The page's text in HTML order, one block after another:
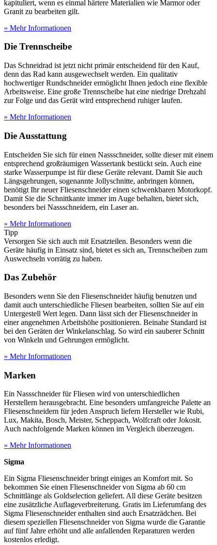
kapituliert, wenn es einmal härtere Materialien wie Marmor oder
Granit zu bearbeiten gilt.
» Mehr Informationen
Die Trennscheibe
Das Schneidrad ist jetzt nicht primär entscheidend für den Kauf,
denn das Rad kann ausgewechselt werden. Ein qualitativ
hochwertiger Rundschneider ermöglicht Ihnen jedoch eine flexible
Arbeitsweise. Eine große Trennscheibe hat eine niedrige Drehzahl
zur Folge und das Gerät wird entsprechend ruhiger laufen.
» Mehr Informationen
Die Ausstattung
Entscheiden Sie sich für einen Nassschneider, sollte dieser mit einem
entsprechend großräumigen Wassertank bestückt sein. Auch eine
starke Wasserpumpe ist für diese Geräte relevant. Damit Sie auch
Längsgehrungen, sogenannte Jollyschnitte, anbringen können,
benötigt Ihr neuer Fliesenschneider einen schwenkbaren Motorkopf.
Damit Sie die Schnittkante immer im Auge behalten, bietet sich,
besonders bei Nassschneidern, ein Laser an.
» Mehr Informationen
Tipp
Versorgen Sie sich auch mit Ersatzteilen. Besonders wenn die
Geräte häufig in Einsatz sind, bietet es sich an, Trennscheiben zum
Auswechseln vorrätig zu haben.
Das Zubehör
Besonders wenn Sie den Fliesenschneider häufig benutzen und
damit auch unterschiedliche Fliesen bearbeiten, sollten Sie auf ein
Untergestell Wert legen. Dann lässt sich der Fliesenschneider in
einer angenehmen Arbeitshöhe positionieren. Beinahe Standard ist
bei den Geräten der Winkelanschlag. So wird ein sauberer Schnitt
von Winkeln und Gehrungen ermöglicht.
» Mehr Informationen
Marken
Ein Nassschneider für Fliesen wird von unterschiedlichen
Herstellern herausgebracht. Eine besonders umfangreiche Palette an
Fliesenschneidern für jeden Anspruch liefern Hersteller wie Rubi,
Lux, Makita, Bosch, Meister, Scheppach, Wolfcraft oder Jokosit.
Auch nachfolgende Marken können im Vergleich überzeugen.
» Mehr Informationen
Sigma
Ein Sigma Fliesenschneider bringt einiges an Komfort mit. So
bekommen Sie einen Fliesenschneider von Sigma ab 60 cm
Schnittlänge als Goldselection geliefert. All diese Geräte besitzen
eine zusätzliche Auflageverbreiterung. Gratis im Lieferumfang des
Sigma Fliesenschneider enthalten sind auch Ersatzrädchen. Bei
diesem speziellen Fliesenschneider von Sigma wurde die Garantie
auf fünf Jahre erhöht und alle anfallenden Reparaturen werden
kostenlos erledigt.